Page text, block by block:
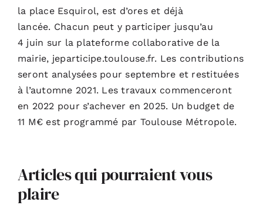
la place Esquirol, est d’ores et déjà
lancée. Chacun peut y participer jusqu’au
4 juin sur la plateforme collaborative de la
mairie, jeparticipe.toulouse.fr. Les contributions
seront analysées pour septembre et restituées
à l’automne 2021. Les travaux commenceront
en 2022 pour s’achever en 2025. Un budget de
11 M€ est programmé par Toulouse Métropole.
Articles qui pourraient vous
plaire